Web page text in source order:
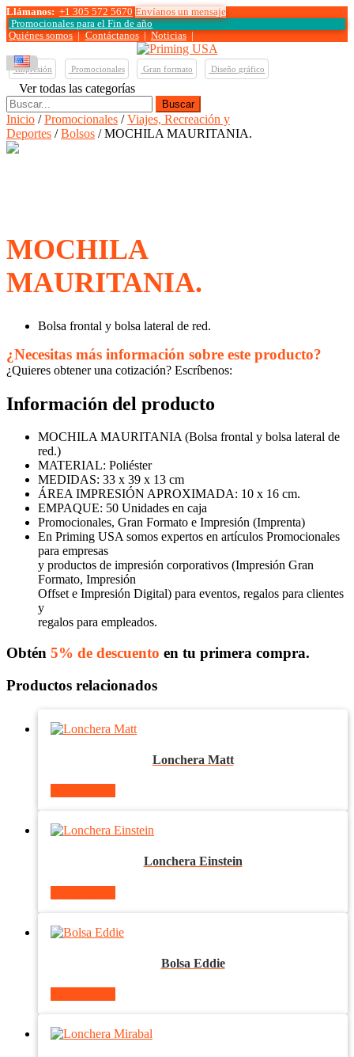
Llámanos: +1 305 572 5670 Envíanos un mensaje
Promocionales para elFin de año
Quiénes somos
Contáctanos Noticias
Impresión Promocionales Gran formato Diseño gráfico
Ver todas las categorías
Buscar:
Inicio /Promocionales /Viajes, Recreación y
Deportes /Bolsos / MOCHILA MAURITANIA.
MOCHILA
MAURITANIA.
Bolsa frontal y bolsa lateral de red.
¿Necesitas más información sobre este producto?
¿Quieres obtener una cotización? Escríbenos:
Información del producto
MOCHILA MAURITANIA (Bolsa frontal y bolsa lateral de
red.)
MATERIAL: Poliéster
MEDIDAS: 33 x 39 x 13 cm
ÁREA IMPRESIÓN APROXIMADA: 10 x 16 cm.
EMPAQUE: 50 Unidades en caja
Promocionales, Gran Formato e Impresión (Imprenta)
En Priming USA somos expertos en artículos Promocionales
para empresas
y productos de impresión corporativos (Impresión Gran
Formato, Impresión
Offset e Impresión Digital) para eventos, regalos para clientes
y
regalos para empleados.
Obtén 5% de descuento en tu primera compra.
Productos relacionados
Lonchera Matt
Lonchera Einstein
Bolsa Eddie